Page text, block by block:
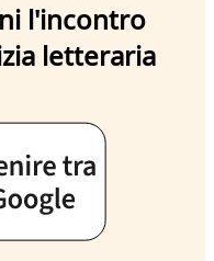
l'incontro
letteraria